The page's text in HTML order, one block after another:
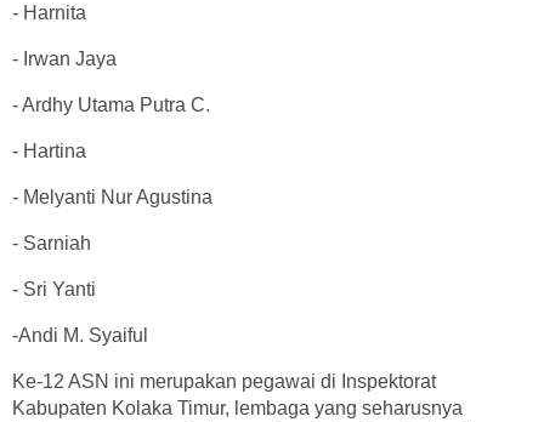
- Harnita
- Irwan Jaya
- Ardhy Utama Putra C.
- Hartina
- Melyanti Nur Agustina
- Sarniah
- Sri Yanti
-Andi M. Syaiful
Ke-12 ASN ini merupakan pegawai di Inspektorat
Kabupaten Kolaka Timur, lembaga yang seharusnya